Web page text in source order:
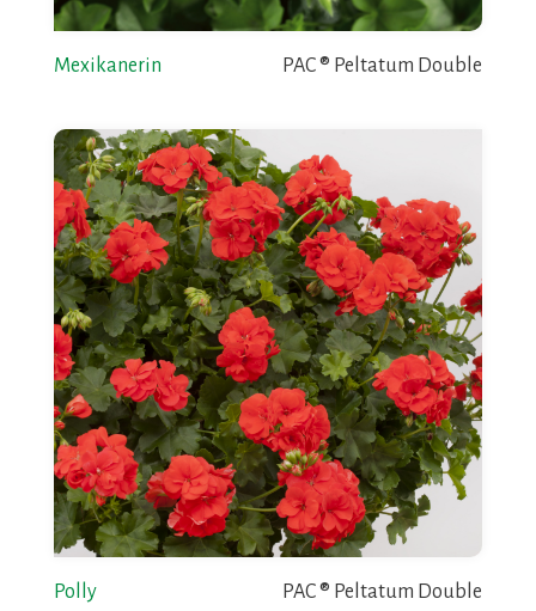
Mexikanerin PAC ® Peltatum Double
Polly PAC ® Peltatum Double